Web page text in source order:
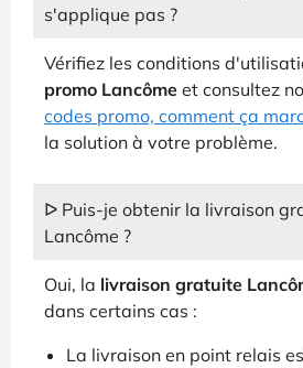
s'applique pas ?
Vérifiez les conditions
promo Lancôme et consultez
codes promo, comment ça
la solution à votre problème.
ᐅ Puis-je obtenir la livraison
Lancôme ?
Oui, la livraison gratuite
dans certains cas :
La livraison en point relais